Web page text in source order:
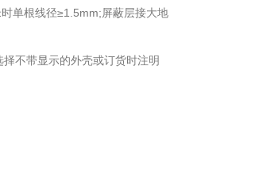
单根线径≥1.5mm;屏蔽层接大地
不带显示的外壳或订货时注明